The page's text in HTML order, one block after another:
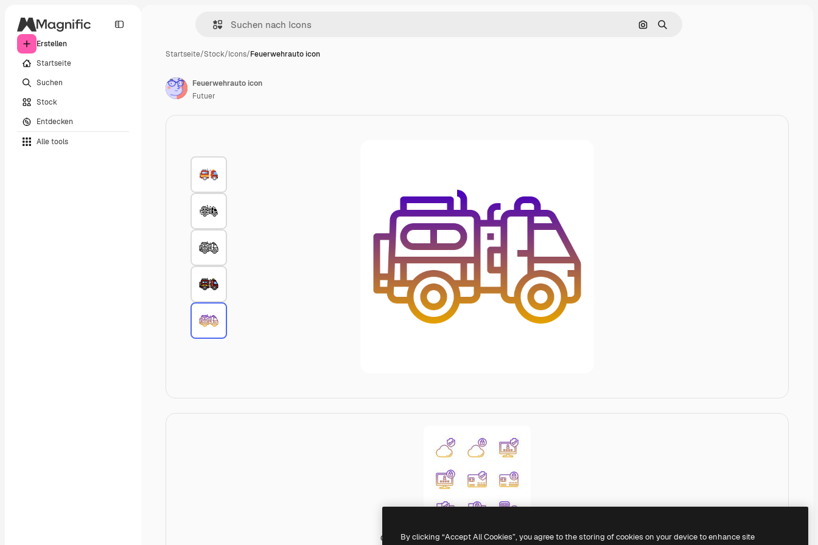
Erstellen
Startseite
Suchen
Stock
Entdecken
Alle tools
Nach Bild suchen
Suchen
Startseite/Stock/Icons/Feuerwehrauto icon
Generic gradient outline
Feuerwehrauto icon
Futuer
By clicking “Accept All Cookies”, you agree to the storing of cookies on your device to enhance site